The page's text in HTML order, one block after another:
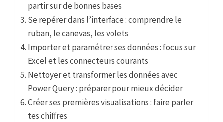
partir sur de bonnes bases
Se repérer dans l’interface : comprendre le
ruban, le canevas, les volets
Importer et paramétrer ses données : focus sur
Excel et les connecteurs courants
Nettoyer et transformer les données avec
Power Query : préparer pour mieux décider
Créer ses premières visualisations : faire parler
tes chiffres